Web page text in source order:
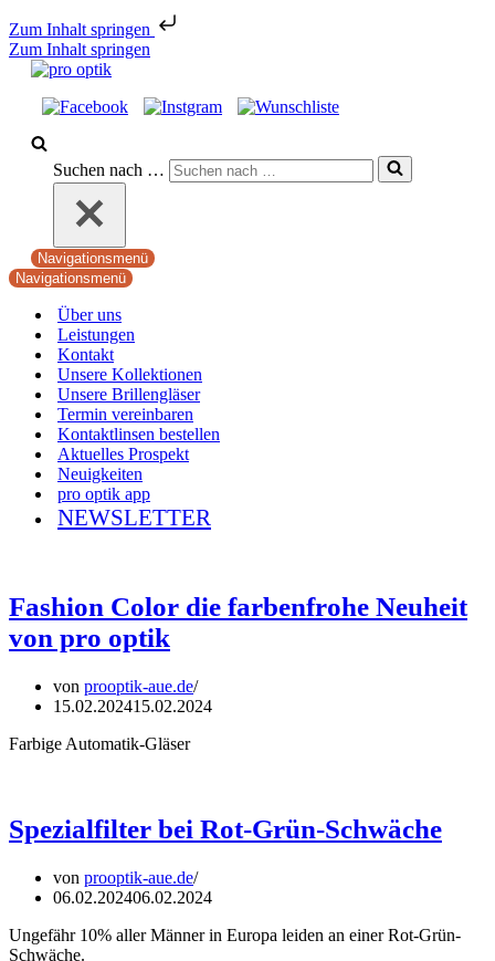
Zum Inhalt springen
Zum Inhalt springen
Suchen nach …
Navigationsmenü
Navigationsmenü
Über uns
Leistungen
Kontakt
Unsere Kollektionen
Unsere Brillengläser
Termin vereinbaren
Kontaktlinsen bestellen
Aktuelles Prospekt
Neuigkeiten
pro optik app
NEWSLETTER
Fashion Color die farbenfrohe Neuheit
von pro optik
von prooptik-aue.de
15.02.202415.02.2024
Farbige Automatik-Gläser
Spezialfilter bei Rot-Grün-Schwäche
von prooptik-aue.de
06.02.202406.02.2024
Ungefähr 10% aller Männer in Europa leiden an einer Rot-Grün-
Schwäche.